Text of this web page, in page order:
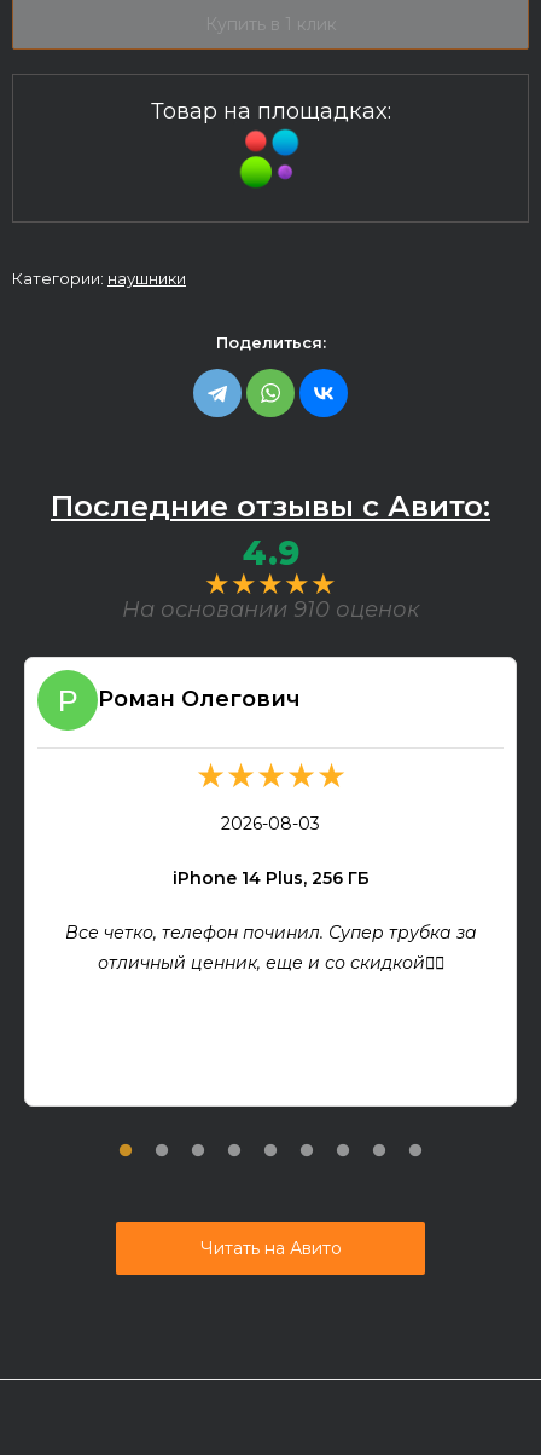
Купить в 1 клик
Товар на площадках:
Категории: наушники
Поделиться:
Последние отзывы с Авито:
4.9
★★★★★
На основании 910 оценок
Роман Олегович
★★★★★
2026-08-03
iPhone 14 Plus, 256 ГБ
Все четко, телефон починил. Супер трубка за
отличный ценник, еще и со скидкой👍🏻
Читать на Авито